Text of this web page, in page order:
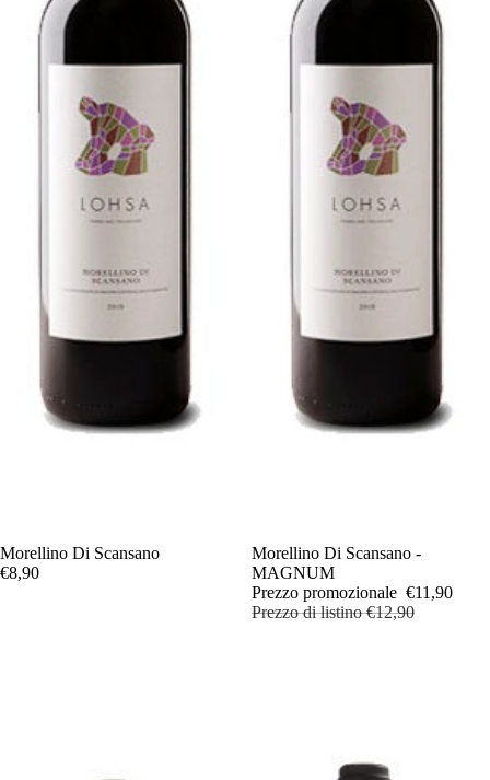
Esaurito
Morellino Di Scansano
€8,90
In offerta
Morellino Di Scansano -
MAGNUM
Prezzo promozionale €11,90
Prezzo di listino€12,90